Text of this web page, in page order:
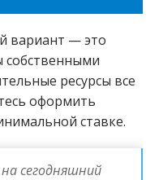
вариант — это
ресурсы все
оформить
ставке.
сегодняшний